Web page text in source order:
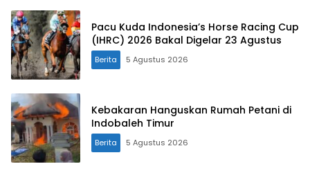
Pacu Kuda Indonesia’s Horse Racing Cup
(IHRC) 2026 Bakal Digelar 23 Agustus
Berita 5 Agustus 2026
Kebakaran Hanguskan Rumah Petani di
Indobaleh Timur
Berita 5 Agustus 2026